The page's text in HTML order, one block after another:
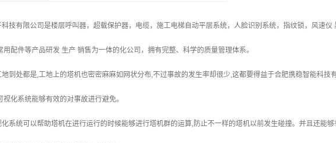
技有限公司是楼层呼叫器，超载保护器，电缆，施工电梯自动平层系统，人脸识别系统，指纹锁，风速
用配件等产品研发 生产 销售为一体的化公司，拥有完整、科学的质量管理体系。
到处都是,工地上的塔机也密密麻麻如网状分布,不过事故的发生率却很少,这都要得益于合肥携稳智能科技
视化系统能够有效的对事故进行避免。
系统可以帮助塔机在进行运行的时候能够进行塔机群的运算,防止不一样的塔机以前发生碰撞。并且还能